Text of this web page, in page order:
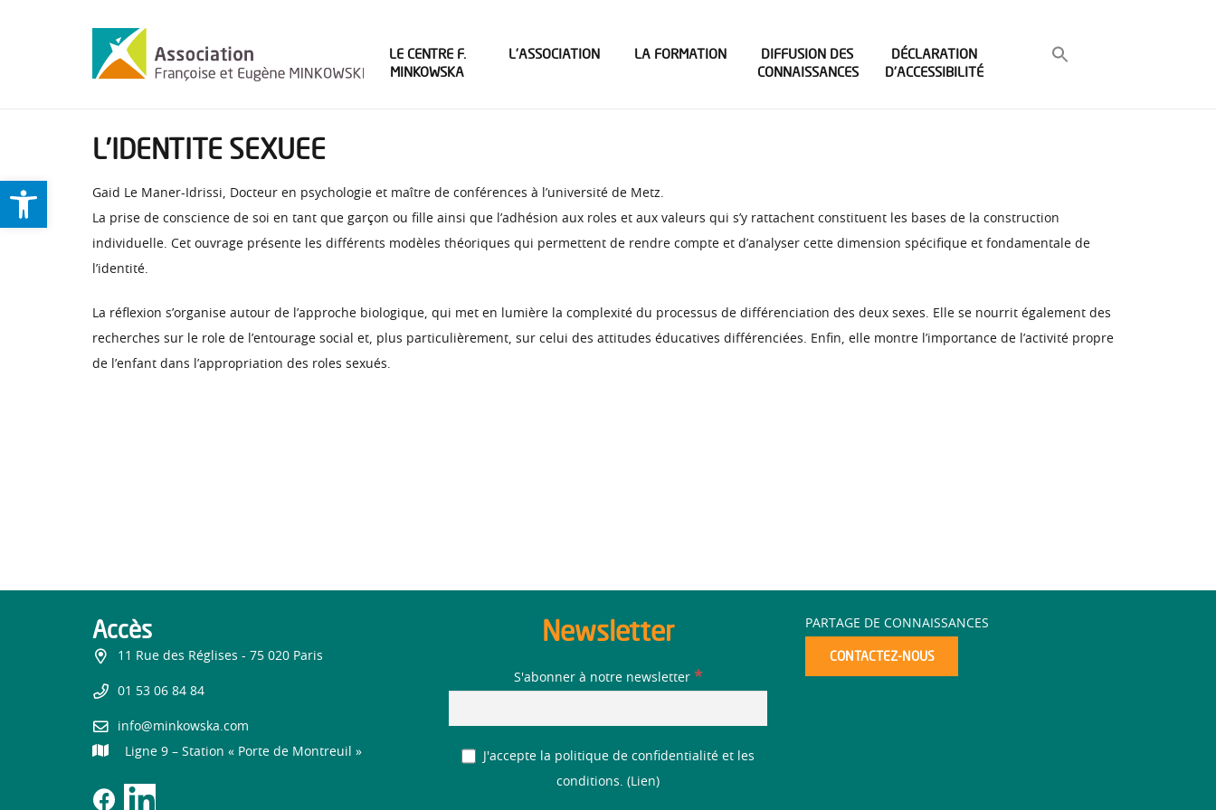
Ouvrir la barre d’outils
LE CENTRE F.
MINKOWSKA
L’ASSOCIATION LA FORMATION
DIFFUSION DES
CONNAISSANCES
DÉCLARATION
D’ACCESSIBILITÉ
L’IDENTITE SEXUEE
Gaid Le Maner-Idrissi, Docteur en psychologie et maître de conférences à l’université de Metz.
La prise de conscience de soi en tant que garçon ou fille ainsi que l’adhésion aux roles et aux valeurs qui s’y rattachent constituent les bases de la construction
individuelle. Cet ouvrage présente les différents modèles théoriques qui permettent de rendre compte et d’analyser cette dimension spécifique et fondamentale de
l’identité.
La réflexion s’organise autour de l’approche biologique, qui met en lumière la complexité du processus de différenciation des deux sexes. Elle se nourrit également des
recherches sur le role de l’entourage social et, plus particulièrement, sur celui des attitudes éducatives différenciées. Enfin, elle montre l’importance de l’activité propre
de l’enfant dans l’appropriation des roles sexués.
Accès
11 Rue des Réglises - 75 020 Paris
01 53 06 84 84
info@minkowska.com
Ligne 9 – Station « Porte de Montreuil »
Newsletter
S'abonner à notre newsletter *
J'accepte la politique de confidentialité et les
conditions. ( Lien)
PARTAGE DE CONNAISSANCES
CONTACTEZ-NOUS